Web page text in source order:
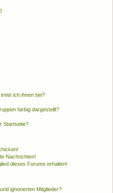
ich ihnen bei?
farbig dargestellt?
Startseite?
Nachrichten!
dieses Forums erhalten!
ignorierten Mitglieder?